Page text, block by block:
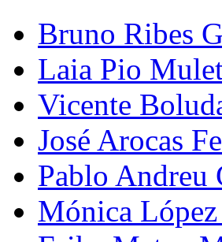
Bruno Ribes
Laia Pio
Vicente
José Arocas
Pablo Andreu
Mónica López